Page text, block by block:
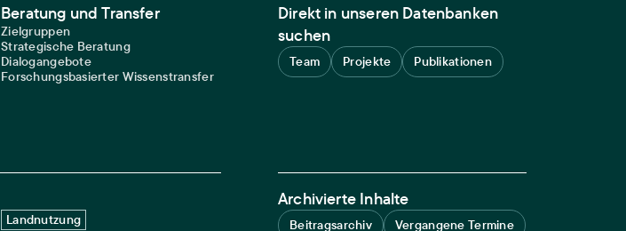
Beratung und Transfer
Zielgruppen
Strategische Beratung
Dialogangebote
Forschungsbasierter Wissenstransfer
Landnutzung
Direkt in unseren Datenbanken
suchen
Team Projekte Publikationen
Archivierte Inhalte
Beitragsarchiv Vergangene Termine